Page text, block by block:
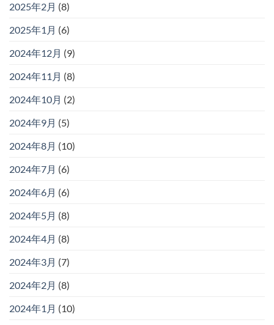
2025年2月 (8)
2025年1月 (6)
2024年12月 (9)
2024年11月 (8)
2024年10月 (2)
2024年9月 (5)
2024年8月 (10)
2024年7月 (6)
2024年6月 (6)
2024年5月 (8)
2024年4月 (8)
2024年3月 (7)
2024年2月 (8)
2024年1月 (10)